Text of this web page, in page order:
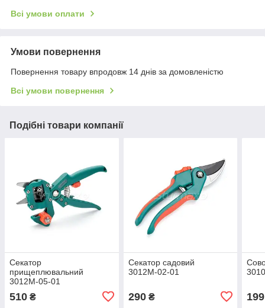
Всі умови оплати
Умови повернення
Повернення товару впродовж 14 днів за домовленістю
Всі умови повернення
Подібні товари компанії
Секатор
прищеплювальний
3012М-05-01
510 ₴
Секатор садовий
3012М-02-01
290₴ 199